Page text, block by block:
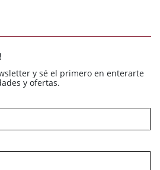
y sé el primero en enterarte
y ofertas.